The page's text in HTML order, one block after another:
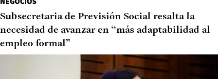
Subsecretaria de Previsión Social resalta la
necesidad de avanzar en “más adaptabilidad al
empleo formal”